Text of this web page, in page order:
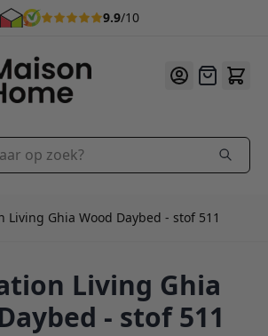
9.9/10
Offerte
zoek?
Living Ghia Wood Daybed - stof 511
Living Ghia
- stof 511